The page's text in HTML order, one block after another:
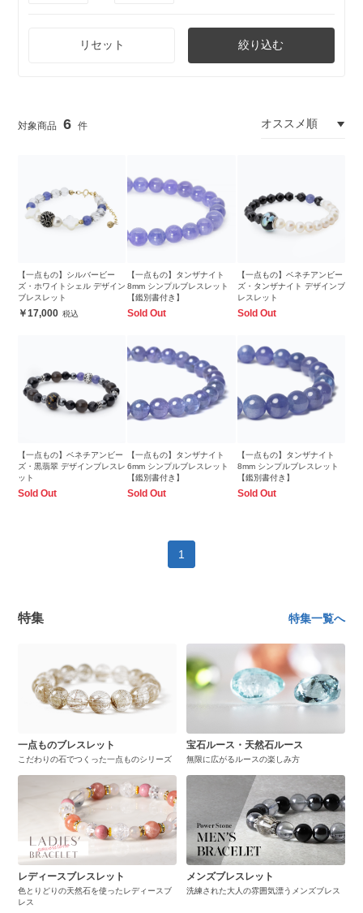
リセット 絞り込む
6
【一点もの】シルバービー
ズ・ホワイトシェル デザイン
ブレスレット
17,000
【一点もの】タンザナイト
8mm シンプルブレスレット
【鑑別書付き】
Sold Out
【一点もの】ベネチアンビー
ズ・タンザナイト デザインブ
レスレット
Sold Out
【一点もの】ベネチアンビー
ズ・黒翡翠 デザインブレスレ
ット
Sold Out
【一点もの】タンザナイト
6mm シンプルブレスレット
【鑑別書付き】
Sold Out
【一点もの】タンザナイト
8mm シンプルブレスレット
【鑑別書付き】
Sold Out
1
特集 特集一覧へ
一点ものブレスレット
こだわりの石でつくった一点ものシリーズ
宝石ルース・天然石ルース
無限に広がるルースの楽しみ方
レディースブレスレット
色とりどりの天然石を使ったレディースブ
レス
メンズブレスレット
洗練された大人の雰囲気漂うメンズブレス